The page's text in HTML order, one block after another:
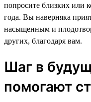
попросите близких или
года. Вы наверняка
насыщенным и
других, благодаря вам.
Шаг в
помогают